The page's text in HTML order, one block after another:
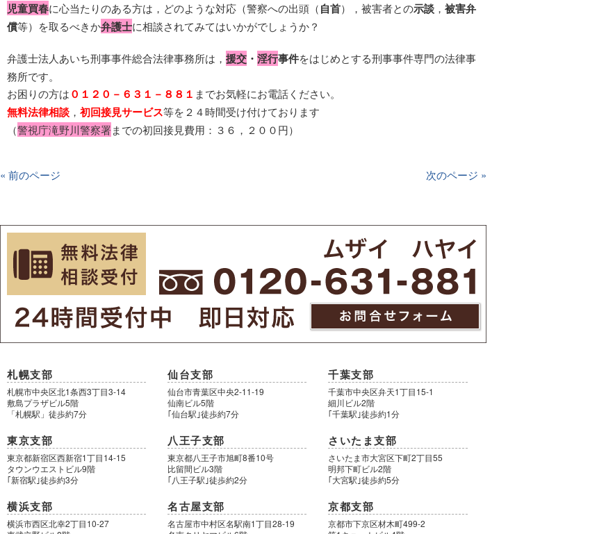
児童買春に心当たりのある方は，どのような対応（警察への出頭（自首），被害者との示談 ， 被害弁
償等）を取るべきか弁護士に相談されてみてはいかがでしょうか？
弁護士法人あいち刑事事件総合法律事務所は， 援交 ・ 淫行事件をはじめとする刑事事件専門の法律事
務所です。
お困りの方は０１２０－６３１－８８１ までお気軽にお電話ください。
無料法律相談 ， 初回接見サービス等を２４時間受け付けております
（警視庁滝野川警察署までの初回接見費用：３６，２００円）
« 前のページ 次のページ »
札幌支部
札幌市中央区北1条西3丁目3-14
敷島プラザビル5階
「札幌駅」徒歩約7分
仙台支部
仙台市青葉区中央2-11-19
仙南ビル5階
｢仙台駅｣徒歩約7分
千葉支部
千葉市中央区弁天1丁目15-1
細川ビル2階
｢千葉駅｣徒歩約1分
東京支部
東京都新宿区西新宿1丁目14-15
タウンウエストビル9階
｢新宿駅｣徒歩約3分
八王子支部
東京都八王子市旭町8番10号
比留間ビル3階
｢八王子駅｣徒歩約2分
さいたま支部
さいたま市大宮区下町2丁目55
明邦下町ビル2階
｢大宮駅｣徒歩約5分
横浜支部
横浜市西区北幸2丁目10-27
名古屋支部
名古屋市中村区名駅南1丁目28-19
京都支部
京都市下京区材木町499-2